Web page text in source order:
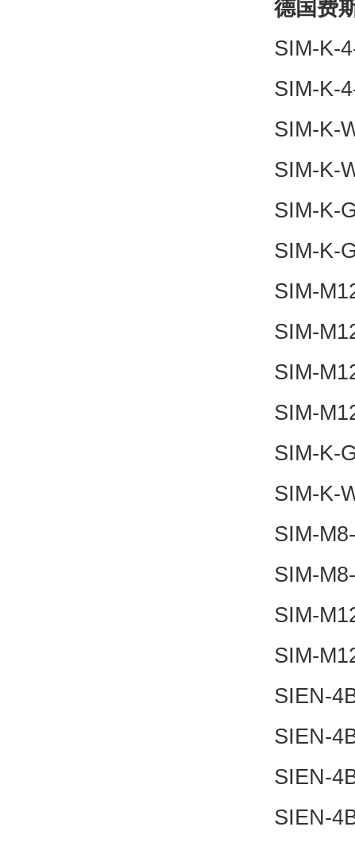
德国费
SIM-K-
SIM-K-
SIM-K-
SIM-K-
SIM-K-
SIM-K-
SIM-
SIM-
SIM-
SIM-
SIM-K-
SIM-K-
SIM-
SIM-
SIM-
SIM-
SIEN-
SIEN-
SIEN-
SIEN-